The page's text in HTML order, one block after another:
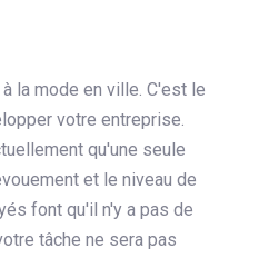
la mode en ville. C'est le
votre entreprise.
qu'une seule
et le niveau de
font qu'il n'y a pas de
tâche ne sera pas